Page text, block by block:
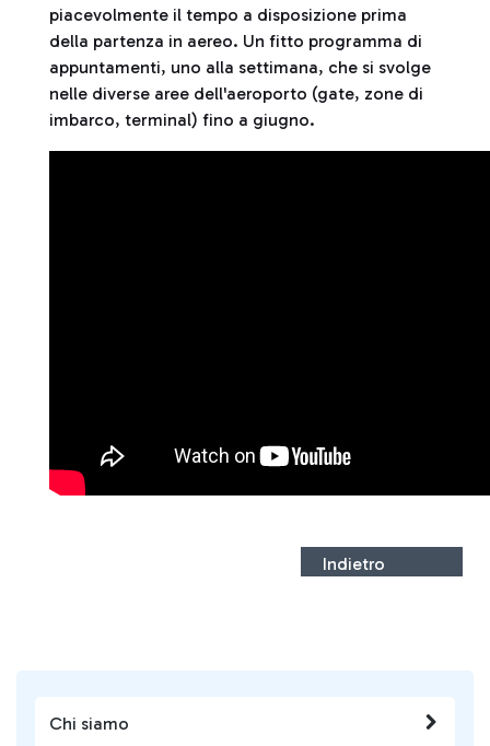
Chi siamo
piacevolmente il tempo a disposizione prima
della partenza in aereo. Un fitto programma di
appuntamenti, uno alla settimana, che si svolge
nelle diverse aree dell'aeroporto (gate, zone di
imbarco, terminal) fino a giugno.
Indietro